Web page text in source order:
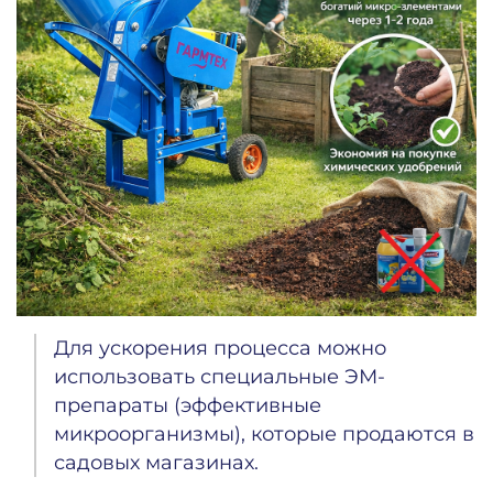
Для ускорения процесса можно
использовать специальные ЭМ-
препараты (эффективные
микроорганизмы), которые продаются в
садовых магазинах.